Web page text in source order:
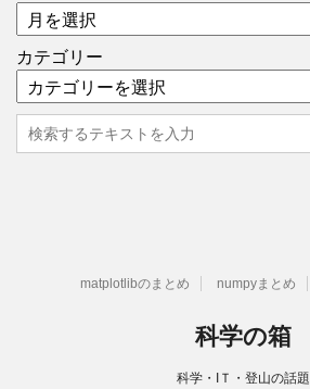
カテゴリー
matplotlibのまとめ numpyまとめ
科学の箱
科学・IＴ・登山の話題